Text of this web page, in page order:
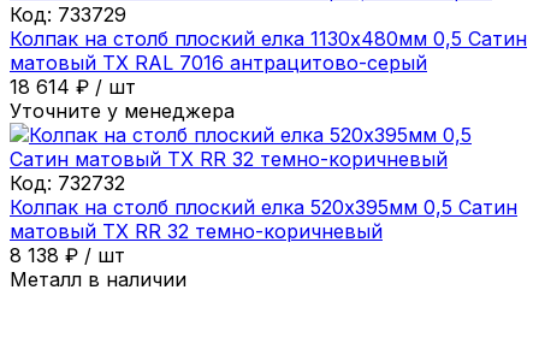
Код: 733729
Колпак на столб плоский елка 1130х480мм 0,5 Сатин
матовый ТХ RAL 7016 антрацитово-серый
18 614 ₽ / шт
Уточните у менеджера
Код: 732732
Колпак на столб плоский елка 520х395мм 0,5 Сатин
матовый ТХ RR 32 темно-коричневый
8 138 ₽ / шт
Металл в наличии